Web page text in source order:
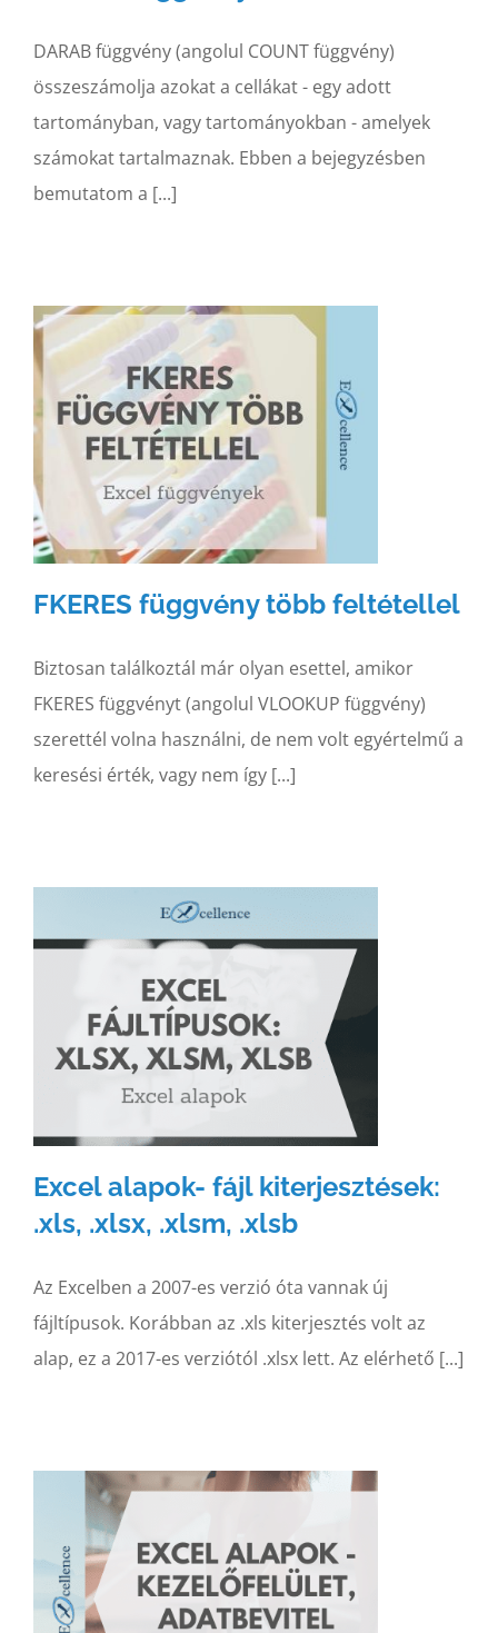
DARAB függvény (angolul COUNT függvény)
összeszámolja azokat a cellákat - egy adott
tartományban, vagy tartományokban - amelyek
számokat tartalmaznak. Ebben a bejegyzésben
bemutatom a [...]
FKERES függvény több feltétellel
Biztosan találkoztál már olyan esettel, amikor
FKERES függvényt (angolul VLOOKUP függvény)
szerettél volna használni, de nem volt egyértelmű a
keresési érték, vagy nem így [...]
Excel alapok- fájl kiterjesztések:
.xls, .xlsx, .xlsm, .xlsb
Az Excelben a 2007-es verzió óta vannak új
fájltípusok. Korábban az .xls kiterjesztés volt az
alap, ez a 2017-es verziótól .xlsx lett. Az elérhető [...]